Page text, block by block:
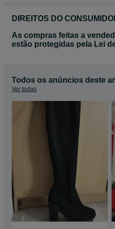
DIREITOS DO
As compras feitas a
estão protegidas pela Lei
Todos os anúncios deste
Ver todas